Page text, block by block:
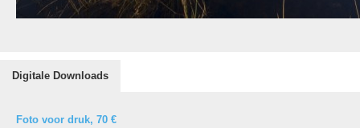
Digitale Downloads
Foto voor druk, 70 €